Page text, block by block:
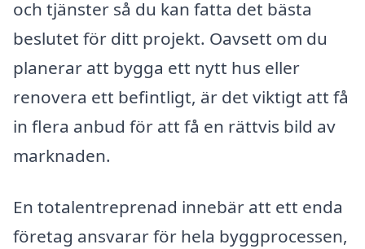
och tjänster så du kan fatta det bästa
beslutet för ditt projekt. Oavsett om du
planerar att bygga ett nytt hus eller
renovera ett befintligt, är det viktigt att få
in flera anbud för att få en rättvis bild av
marknaden.
En totalentreprenad innebär att ett enda
företag ansvarar för hela byggprocessen,